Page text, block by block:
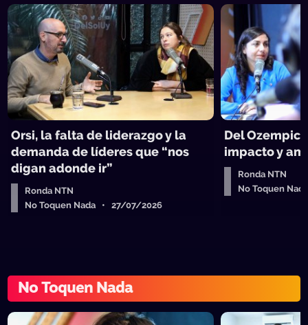
Orsi, la falta de liderazgo y la
demanda de líderes que “nos
digan adonde ir”
Ronda NTN
No Toquen Nada • 27/07/2026
Del Ozempic
impacto y
Ronda NTN
No Toquen
No Toquen Nada